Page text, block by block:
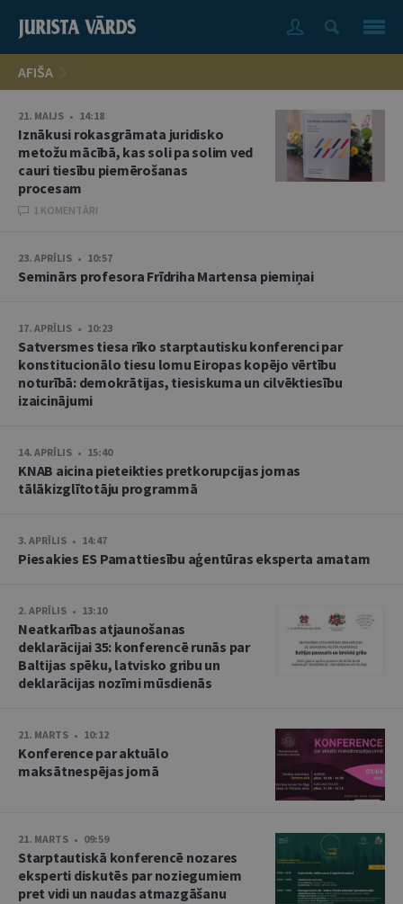
AFIŠA
21. MAIJS • 14:18
Iznākusi rokasgrāmata juridisko
metožu mācībā, kas soli pa solim ved
cauri tiesību piemērošanas
procesam
1 KOMENTĀRI
23. APRĪLIS • 10:57
Seminārs profesora Frīdriha Martensa piemiņai
17. APRĪLIS • 10:23
Satversmes tiesa rīko starptautisku konferenci par
konstitucionālo tiesu lomu Eiropas kopējo vērtību
noturībā: demokrātijas, tiesiskuma un cilvēktiesību
izaicinājumi
14. APRĪLIS • 15:40
KNAB aicina pieteikties pretkorupcijas jomas
tālākizglītotāju programmā
3. APRĪLIS • 14:47
Piesakies ES Pamattiesību aģentūras eksperta amatam
2. APRĪLIS • 13:10
Neatkarības atjaunošanas
deklarācijai 35: konferencē runās par
Baltijas spēku, latvisko gribu un
deklarācijas nozīmi mūsdienās
21. MARTS • 10:12
Konference par aktuālo
maksātnespējas jomā
21. MARTS • 09:59
Starptautiskā konferencē nozares
eksperti diskutēs par noziegumiem
pret vidi un naudas atmazgāšanu